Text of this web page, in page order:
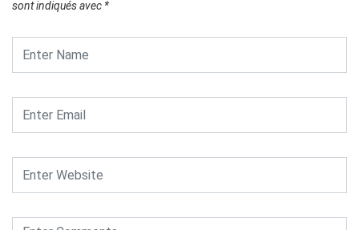
sont indiqués avec *